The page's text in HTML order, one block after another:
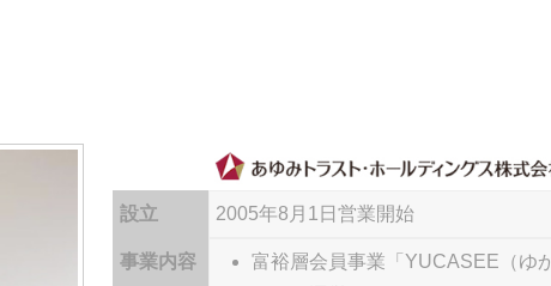
設立 2005年8月1日営業開始
事業内容
富裕層会員事業「YUCASEE（ゆ